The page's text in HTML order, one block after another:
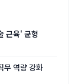
근육' 균형
무 역량 강화